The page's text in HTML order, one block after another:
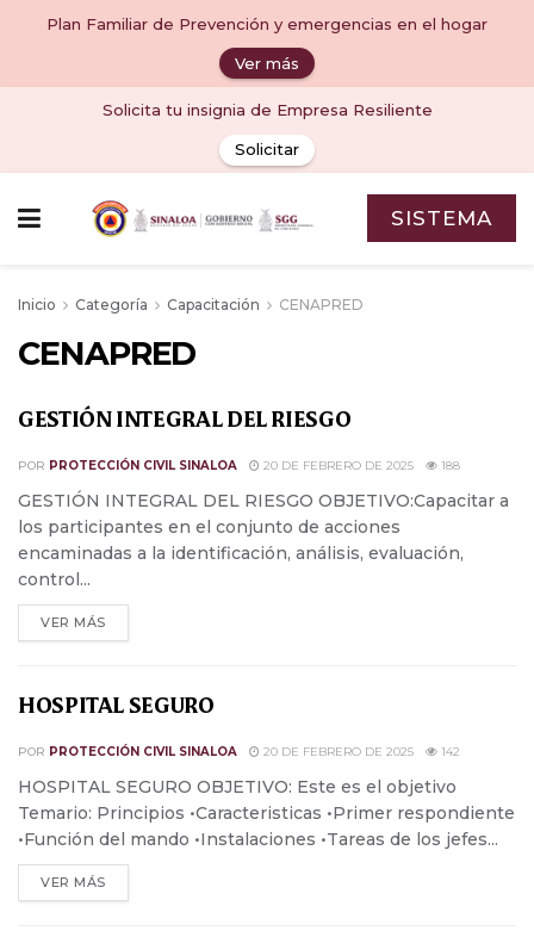
Plan Familiar de Prevención y emergencias en el hogar
Ver más
Solicita tu insignia de Empresa Resiliente
Solicitar
SISTEMA
Inicio Categoría Capacitación CENAPRED
CENAPRED
GESTIÓN INTEGRAL DEL RIESGO
POR PROTECCIÓN CIVIL SINALOA 20 DE FEBRERO DE 2025 188
GESTIÓN INTEGRAL DEL RIESGO OBJETIVO:Capacitar a
los participantes en el conjunto de acciones
encaminadas a la identificación, análisis, evaluación,
control...
VER MÁS
HOSPITAL SEGURO
POR PROTECCIÓN CIVIL SINALOA 20 DE FEBRERO DE 2025 142
HOSPITAL SEGURO OBJETIVO: Este es el objetivo
Temario: Principios •Caracteristicas •Primer respondiente
•Función del mando •Instalaciones •Tareas de los jefes...
VER MÁS